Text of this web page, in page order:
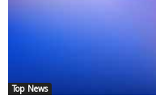
Top News